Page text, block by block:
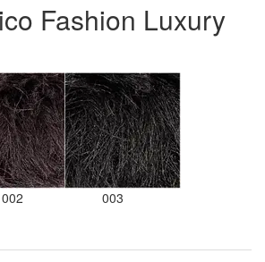
Fashion Luxury
002 003